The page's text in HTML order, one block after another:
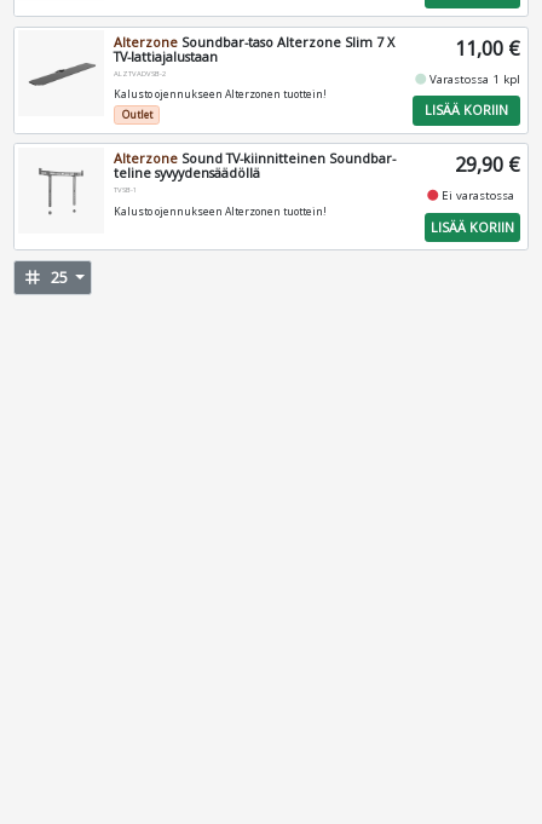
Alterzone Soundbar-taso Alterzone Slim 7 X
TV-lattiajalustaan
ALZTVADVSB-2
Kalusto ojennukseen Alterzonen tuottein!
Outlet
11,00 €
fiber_manual_record Varastossa 1 kpl
LISÄÄ KORIIN
Alterzone Sound TV-kiinnitteinen Soundbar-
teline syvyydensäädöllä
TVSB-1
Kalusto ojennukseen Alterzonen tuottein!
29,90 €
fiber_manual_record Ei varastossa
LISÄÄ KORIIN
tag 25